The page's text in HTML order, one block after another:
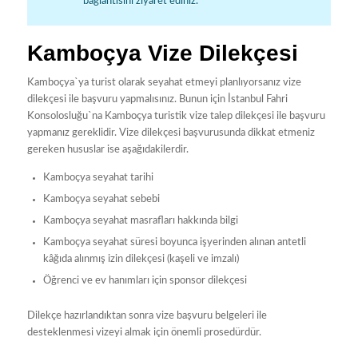
Kamboçya Vize Dilekçesi
Kamboçya`ya turist olarak seyahat etmeyi planlıyorsanız vize
dilekçesi ile başvuru yapmalısınız. Bunun için İstanbul Fahri
Konsolosluğu`na Kamboçya turistik vize talep dilekçesi ile başvuru
yapmanız gereklidir. Vize dilekçesi başvurusunda dikkat etmeniz
gereken hususlar ise aşağıdakilerdir.
Kamboçya seyahat tarihi
Kamboçya seyahat sebebi
Kamboçya seyahat masrafları hakkında bilgi
Kamboçya seyahat süresi boyunca işyerinden alınan antetli
kâğıda alınmış izin dilekçesi (kaşeli ve imzalı)
Öğrenci ve ev hanımları için sponsor dilekçesi
Dilekçe hazırlandıktan sonra vize başvuru belgeleri ile
desteklenmesi vizeyi almak için önemli prosedürdür.